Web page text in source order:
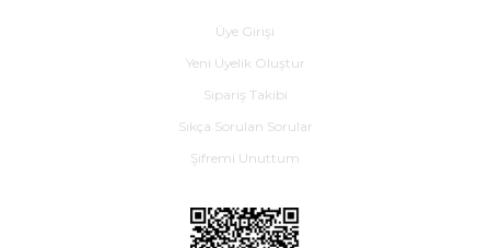
Üye Girişi
Yeni Üyelik Oluştur
Sipariş Takibi
Sıkça Sorulan Sorular
Şifremi Unuttum